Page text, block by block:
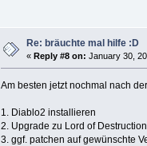
Re: bräuchte mal hilfe :D
« Reply #8 on: January 30,
Am besten jetzt nochmal nach
1. Diablo2 installieren
2. Upgrade zu Lord of
3. ggf. patchen auf gewünschte